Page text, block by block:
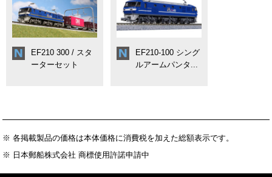
EF210 300 / スタ
ーターセット
EF210-100 シング
ルアームパンタ...
※ 各掲載製品の価格は本体価格に消費税を加えた総額表示です。
※ 日本郵船株式会社 商標使用許諾申請中